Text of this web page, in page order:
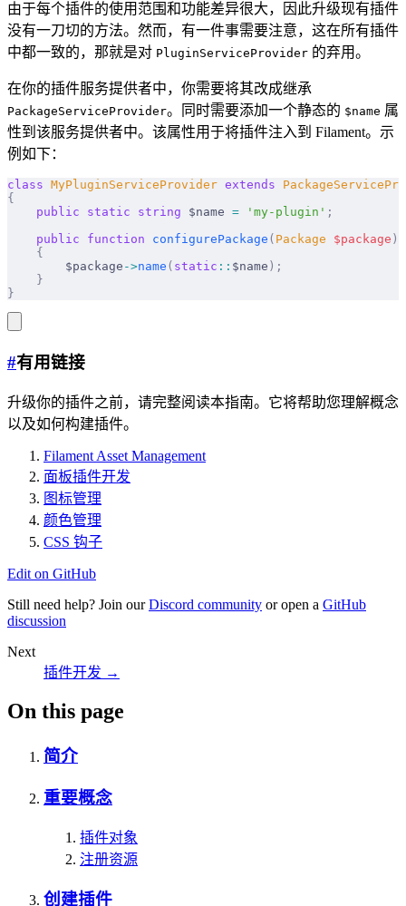
由于每个插件的使用范围和功能差异很大，因此升级现有插件
没有一刀切的方法。然而，有一件事需要注意，这在所有插件
中都一致的，那就是对 PluginServiceProvider 的弃用。
在你的插件服务提供者中，你需要将其改成继承
PackageServiceProvider。同时需要添加一个静态的 $name 属
性到该服务提供者中。该属性用于将插件注入到 Filament。示
例如下：
class MyPluginServiceProvider extends
{
    public
static string $name = 'my-plugin' ;
    public
function configurePackage ( Package $package )
    {
        $package
->name ( static :: $name );
    }
}
#有用链接
升级你的插件之前，请完整阅读本指南。它将帮助您理解概念
以及如何构建插件。
Filament Asset Management
面板插件开发
图标管理
颜色管理
CSS 钩子
Edit on GitHub
Still need help? Join ourDiscord community or open a GitHub
discussion
Next
插件开发 →
On this page
简介
重要概念
插件对象
注册资源
创建插件